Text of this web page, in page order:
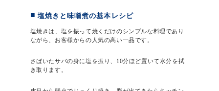
塩焼きと味噌煮の基本レシピ
塩焼きは、塩を振って焼くだけのシンプルな料理であり
ながら、お客様からの人気の高い一品です。
さばいたサバの身に塩を振り、10分ほど置いて水分を拭
き取ります。